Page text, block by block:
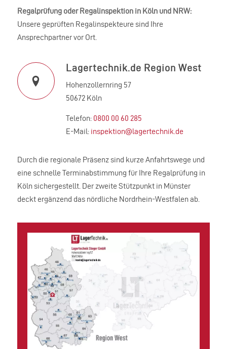
Regalprüfung oder Regalinspektion in Köln und NRW:
Unsere geprüften Regalinspekteure sind Ihre
Ansprechpartner vor Ort.
Lagertechnik.de Region West
Hohenzollernring 57
50672 Köln
Telefon: 0800 00 60 285
E-Mail: inspektion@lagertechnik.de
Durch die regionale Präsenz sind kurze Anfahrtswege und
eine schnelle Terminabstimmung für Ihre Regalprüfung in
Köln sichergestellt. Der zweite Stützpunkt in Münster
deckt ergänzend das nördliche Nordrhein-Westfalen ab.